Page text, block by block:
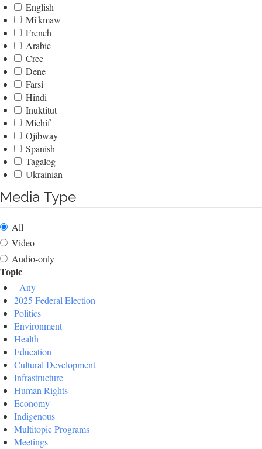
English
Mi'kmaw
French
Arabic
Cree
Dene
Farsi
Hindi
Inuktitut
Michif
Ojibway
Spanish
Tagalog
Ukrainian
Media Type
All
Video
Audio-only
Topic
- Any -
2025 Federal Election
Politics
Environment
Health
Education
Cultural Development
Infrastructure
Human Rights
Economy
Indigenous
Multitopic Programs
Meetings